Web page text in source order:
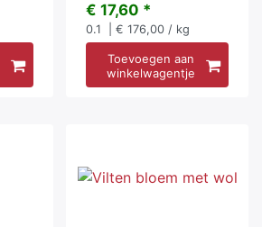
€ 17,60 *
0.1 | € 176,00 / kg
Toevoegen aan
winkelwagentje